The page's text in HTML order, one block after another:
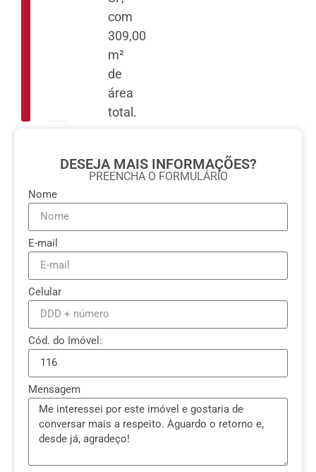
com
309,00
m²
de
área
total.
DESEJA MAIS INFORMAÇÕES?
PREENCHA O FORMULÁRIO
Nome
E-mail
Celular
Cód. do Imóvel:
Mensagem